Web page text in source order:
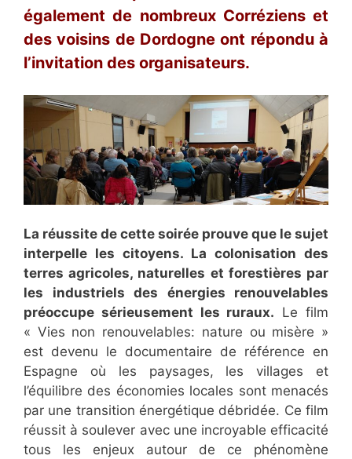
également de nombreux Corréziens et
des voisins de Dordogne ont répondu à
l’invitation des organisateurs.
La réussite de cette soirée prouve que le sujet
interpelle les citoyens. La colonisation des
terres agricoles, naturelles et forestières par
les industriels des énergies renouvelables
préoccupe sérieusement les ruraux. Le film
« Vies non renouvelables: nature ou misère »
est devenu le documentaire de référence en
Espagne où les paysages, les villages et
l’équilibre des économies locales sont menacés
par une transition énergétique débridée. Ce film
réussit à soulever avec une incroyable efficacité
tous les enjeux autour de ce phénomène